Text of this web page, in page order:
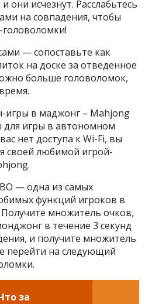
они исчезнут. Расслабьтесь
на совпадения, чтобы
головоломки!
— сопоставьте как
на доске за отведенное
больше головоломок,
игры в маджонг – Mahjong
для игры в автономном
нет доступа к Wi-Fi, вы
своей любимой игрой-
— одна из самых
функций игроков в
множитель очков,
в течение 3 секунд
и получите множитель
перейти на следующий
за